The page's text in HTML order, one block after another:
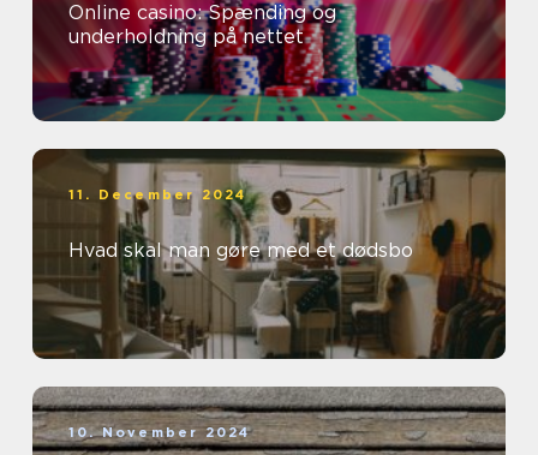
Online casino: Spænding og
underholdning på nettet
11. December 2024
Hvad skal man gøre med et dødsbo
10. November 2024